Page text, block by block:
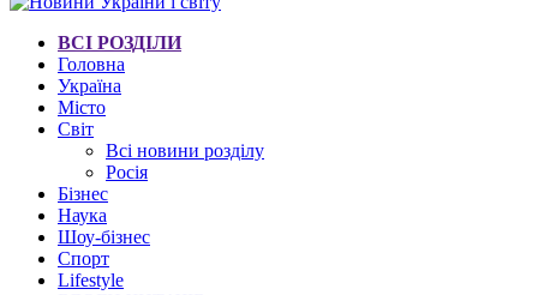
ВСІ РОЗДІЛИ
Головна
Україна
Місто
Світ
Всі новини розділу
Росія
Бізнес
Наука
Шоу-бізнес
Спорт
Lifestyle